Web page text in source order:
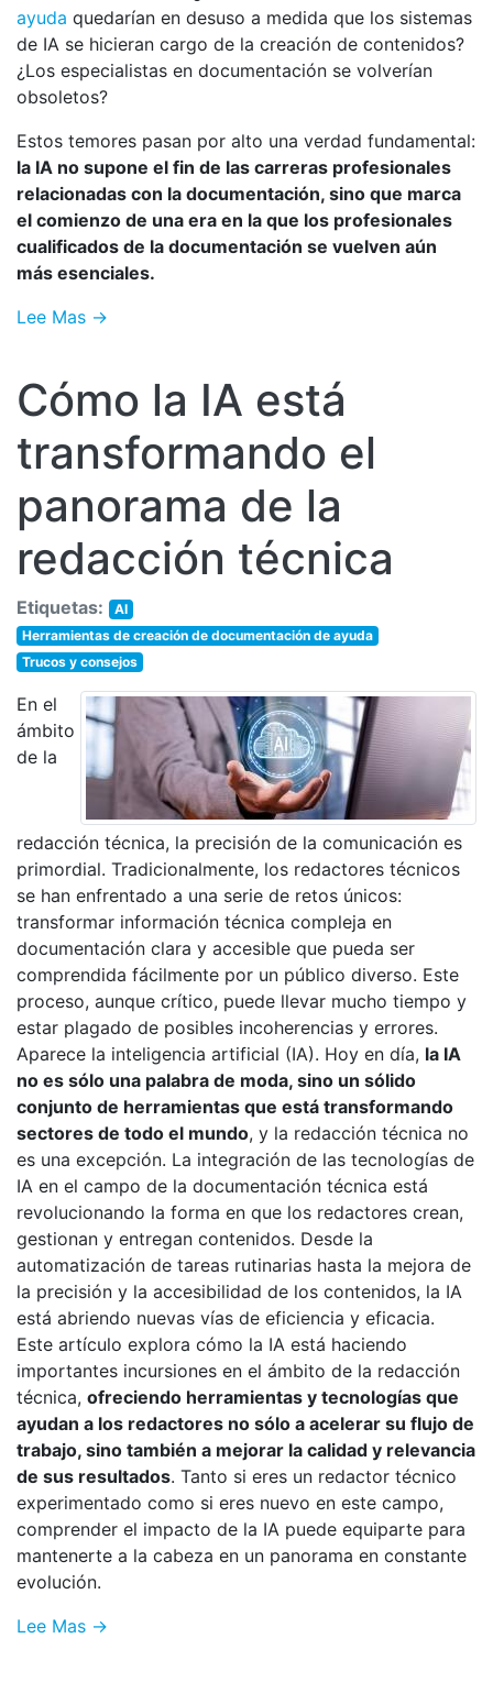
ayuda quedarían en desuso a medida que los sistemas
de IA se hicieran cargo de la creación de contenidos?
¿Los especialistas en documentación se volverían
obsoletos?
Estos temores pasan por alto una verdad fundamental:
la IA no supone el fin de las carreras profesionales
relacionadas con la documentación, sino que marca
el comienzo de una era en la que los profesionales
cualificados de la documentación se vuelven aún
más esenciales.
Lee Mas →
Cómo la IA está
transformando el
panorama de la
redacción técnica
Etiquetas:
AI
Herramientas de creación de documentación de ayuda
Trucos y consejos
En el
ámbito
de la
redacción técnica, la precisión de la comunicación es
primordial. Tradicionalmente, los redactores técnicos
se han enfrentado a una serie de retos únicos:
transformar información técnica compleja en
documentación clara y accesible que pueda ser
comprendida fácilmente por un público diverso. Este
proceso, aunque crítico, puede llevar mucho tiempo y
estar plagado de posibles incoherencias y errores.
Aparece la inteligencia artificial (IA). Hoy en día, la IA
no es sólo una palabra de moda, sino un sólido
conjunto de herramientas que está transformando
sectores de todo el mundo, y la redacción técnica no
es una excepción. La integración de las tecnologías de
IA en el campo de la documentación técnica está
revolucionando la forma en que los redactores crean,
gestionan y entregan contenidos. Desde la
automatización de tareas rutinarias hasta la mejora de
la precisión y la accesibilidad de los contenidos, la IA
está abriendo nuevas vías de eficiencia y eficacia.
Este artículo explora cómo la IA está haciendo
importantes incursiones en el ámbito de la redacción
técnica, ofreciendo herramientas y tecnologías que
ayudan a los redactores no sólo a acelerar su flujo de
trabajo, sino también a mejorar la calidad y relevancia
de sus resultados. Tanto si eres un redactor técnico
experimentado como si eres nuevo en este campo,
comprender el impacto de la IA puede equiparte para
mantenerte a la cabeza en un panorama en constante
evolución.
Lee Mas →